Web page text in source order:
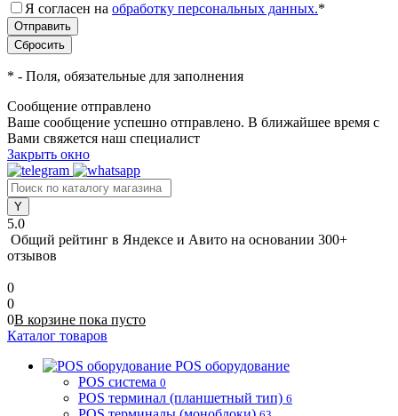
Я согласен на обработку персональных данных.*
* - Поля, обязательные для заполнения
Сообщение отправлено
Ваше сообщение успешно отправлено. В ближайшее время с
Вами свяжется наш специалист
Закрыть окно
5.0
Общий рейтинг в Яндексе и Авито на основании 300+
отзывов
0
0
0В корзине пока пусто
Каталог товаров
POS оборудование
POS система 0
POS терминал (планшетный тип) 6